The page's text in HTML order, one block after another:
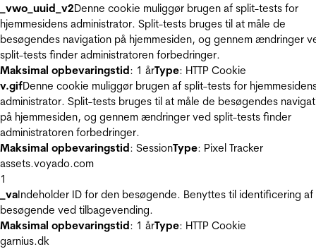
_vwo_uuid_v2Denne cookie muliggør brugen af split-tests for
hjemmesidens administrator. Split-tests bruges til at måle de
besøgendes navigation på hjemmesiden, og gennem ændringer
split-tests finder administratoren forbedringer.
Maksimal opbevaringstid: 1 årType: HTTP Cookie
v.gifDenne cookie muliggør brugen af split-tests for
administrator. Split-tests bruges til at måle de besøgendes
på hjemmesiden, og gennem ændringer ved split-tests finder
administratoren forbedringer.
Maksimal opbevaringstid: SessionType: Pixel Tracker
assets.voyado.com
1
_vaIndeholder ID for den besøgende. Benyttes til identificering af
besøgende ved tilbagevending.
Maksimal opbevaringstid: 1 årType: HTTP Cookie
garnius.dk